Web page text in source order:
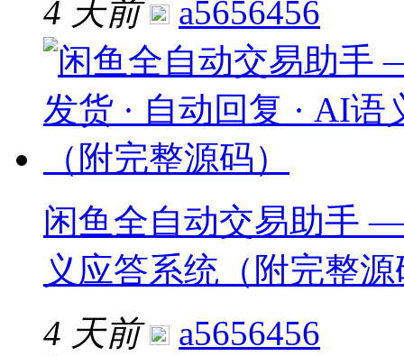
4 天前 a5656456
闲鱼全自动交易助手
义应答系统（附完整
4 天前
a5656456